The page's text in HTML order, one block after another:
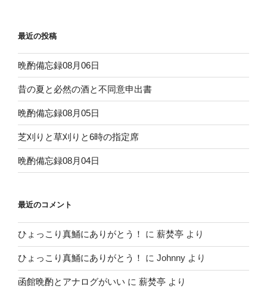
最近の投稿
晩酌備忘録08月06日
昔の夏と必然の酒と不同意申出書
晩酌備忘録08月05日
芝刈りと草刈りと6時の指定席
晩酌備忘録08月04日
最近のコメント
ひょっこり真鯒にありがとう！ に 薪焚亭 より
ひょっこり真鯒にありがとう！ に Johnny より
函館晩酌とアナログがいい に 薪焚亭 より